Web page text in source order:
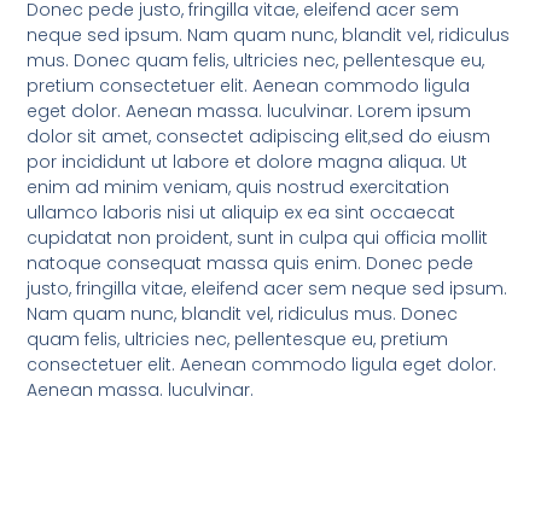
Donec pede justo, fringilla vitae, eleifend acer sem
neque sed ipsum. Nam quam nunc, blandit vel, ridiculus
mus. Donec quam felis, ultricies nec, pellentesque eu,
pretium consectetuer elit. Aenean commodo ligula
eget dolor. Aenean massa. luculvinar. Lorem ipsum
dolor sit amet, consectet adipiscing elit,sed do eiusm
por incididunt ut labore et dolore magna aliqua. Ut
enim ad minim veniam, quis nostrud exercitation
ullamco laboris nisi ut aliquip ex ea sint occaecat
cupidatat non proident, sunt in culpa qui officia mollit
natoque consequat massa quis enim. Donec pede
justo, fringilla vitae, eleifend acer sem neque sed ipsum.
Nam quam nunc, blandit vel, ridiculus mus. Donec
quam felis, ultricies nec, pellentesque eu, pretium
consectetuer elit. Aenean commodo ligula eget dolor.
Aenean massa. luculvinar.